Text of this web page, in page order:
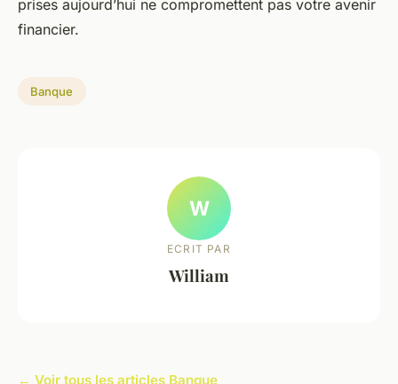
prises aujourd’hui ne compromettent pas votre avenir
financier.
Banque
W
ECRIT PAR
William
← Voir tous les articles Banque